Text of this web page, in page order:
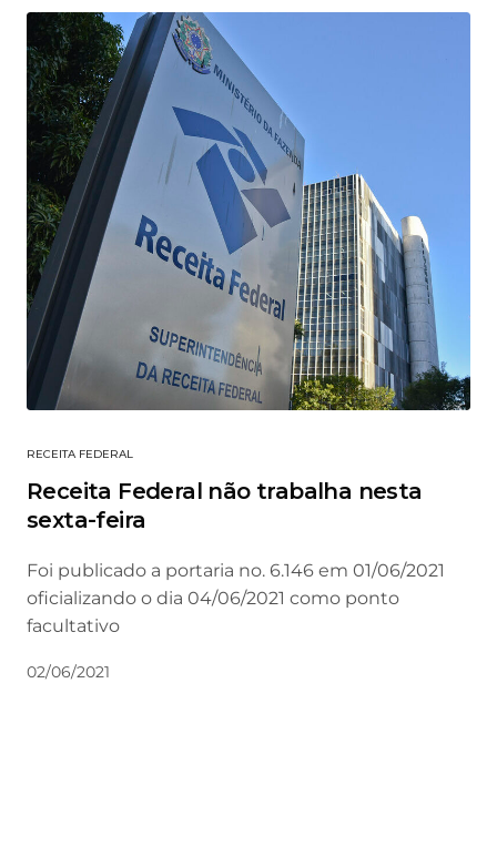
RECEITA FEDERAL
Receita Federal não trabalha nesta
sexta-feira
Foi publicado a portaria no. 6.146 em 01/06/2021
oficializando o dia 04/06/2021 como ponto
facultativo
02/06/2021